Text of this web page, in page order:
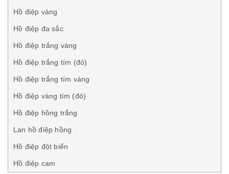
Hồ điệp vàng
Hồ điệp đa sắc
Hồ điệp trắng vàng
Hồ điệp trắng tím (đỏ)
Hồ điệp trắng tím vàng
Hồ điệp vàng tím (đỏ)
Hồ điệp hồng trắng
Lan hồ điệp hồng
Hồ điệp đột biến
Hồ điệp cam